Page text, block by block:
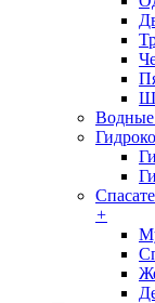
Водные
+